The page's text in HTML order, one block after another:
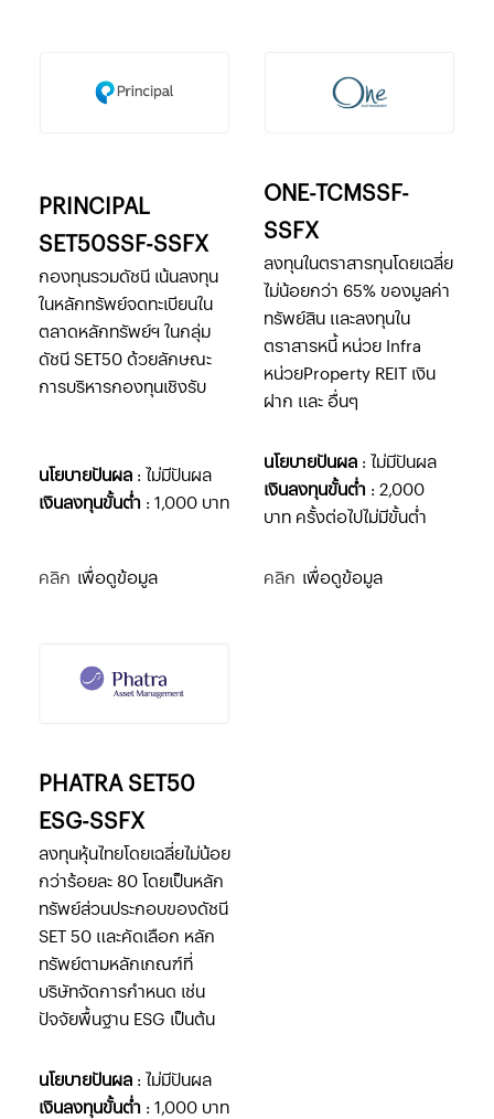
PRINCIPAL
SET50SSF-SSFX
กองทุนรวมดัชนี เน้นลงทุน
ในหลักทรัพย์จดทะเบียนใน
ตลาดหลักทรัพย์ฯ ในกลุ่ม
ดัชนี SET50 ด้วยลักษณะ
การบริหารกองทุนเชิงรับ
ONE-TCMSSF-
SSFX
ลงทุนในตราสารทุนโดยเฉลี่ย
ไม่น้อยกว่า 65% ของมูลค่า
ทรัพย์สิน และลงทุนใน
ตราสารหนี้ หน่วย Infra
หน่วยProperty REIT เงิน
ฝาก และ อื่นๆ
นโยบายปันผล : ไม่มีปันผล
เงินลงทุนขั้นต่ำ : 1,000 บาท
นโยบายปันผล : ไม่มีปันผล
เงินลงทุนขั้นต่ำ : 2,000
บาท ครั้งต่อไปไม่มีขั้นต่ำ
คลิก เพื่อดูข้อมูล คลิก เพื่อดูข้อมูล
PHATRA SET50
ESG-SSFX
ลงทุนหุ้นไทยโดยเฉลี่ยไม่น้อย
กว่าร้อยละ 80 โดยเป็นหลัก
ทรัพย์ส่วนประกอบของดัชนี
SET 50 และคัดเลือก หลัก
ทรัพย์ตามหลักเกณฑ์ที่
บริษัทจัดการกำหนด เช่น
ปัจจัยพื้นฐาน ESG เป็นต้น
นโยบายปันผล : ไม่มีปันผล
เงินลงทุนขั้นต่ำ : 1,000 บาท